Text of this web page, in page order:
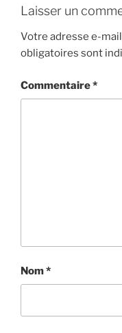
Laisser un
Votre adresse e-
obligatoires sont
Commentaire*
Nom*